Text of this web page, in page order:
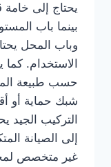
يحتاج إلى خامة
بينما باب
وباب المحل
الاستخدام.
حسب طبيعة
شبك حماية أو
التركيب الجيد
إلى الصيانة
غير متخصص